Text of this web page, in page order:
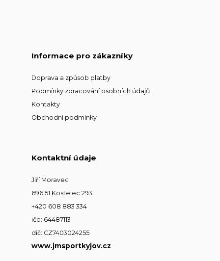
Informace pro zákazníky
Doprava a způsob platby
Podmínky zpracování osobních údajů
Kontakty
Obchodní podmínky
Kontaktní údaje
Jiří Moravec
696 51 Kostelec 293
+420 608 883 334
ičo: 64487113
dič: CZ7403024255
www.jmsportkyjov.cz